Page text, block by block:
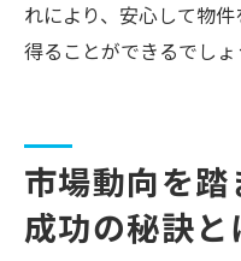
れにより、安心して物
得ることができるでしょ
市場動向を
成功の秘訣と